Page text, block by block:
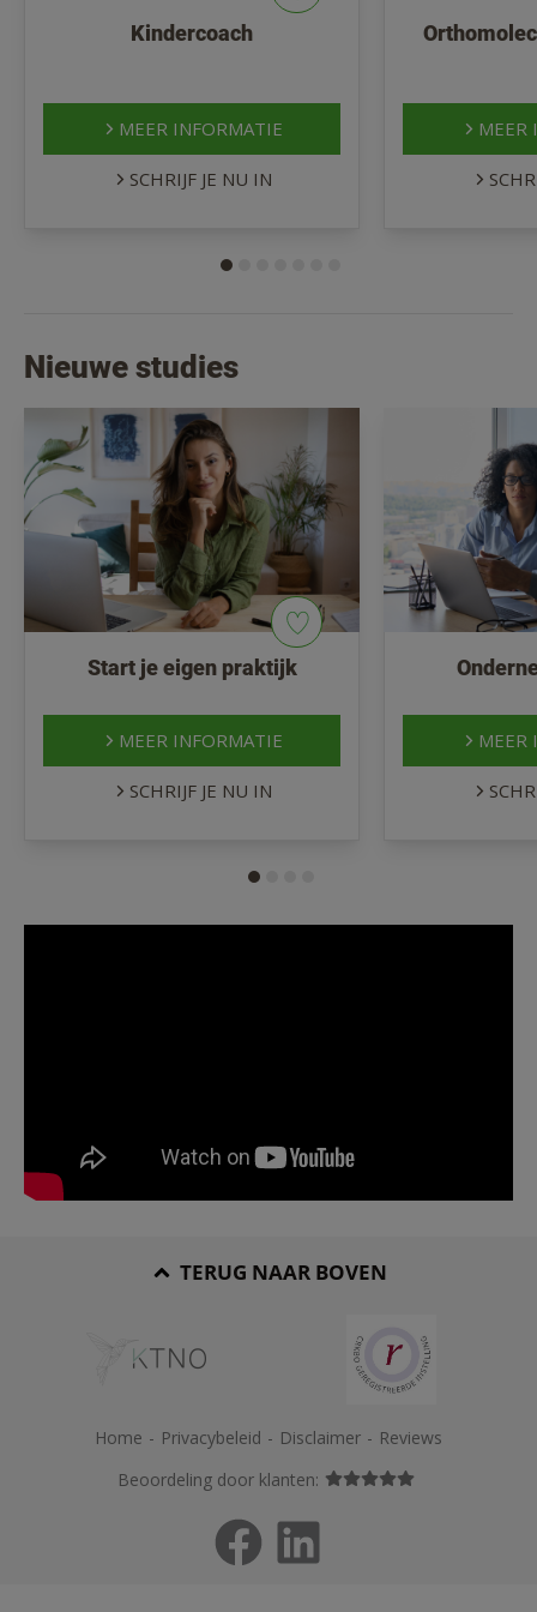
Kindercoach
MEER INFORMATIE
SCHRIJF JE NU IN
MEER
Nieuwe studies
Start je eigen praktijk
MEER INFORMATIE
SCHRIJF JE NU IN
MEER
TERUG NAAR BOVEN
Home - Privacybeleid - Disclaimer - Reviews
Beoordeling door klanten: